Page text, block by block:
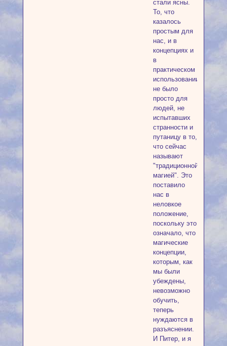
стали ясны.
То, что
казалось
простым для
нас, и в
концепциях и
в
практическом
использовании,
не было
просто для
людей, не
испытавших
странности и
путаницу в то,
что сейчас
называют
"традиционной
магией". Это
поставило
нас в
неловкое
положение,
поскольку это
означало, что
магические
концепции,
которым, как
мы были
убеждены,
невозможно
обучить,
теперь
нуждаются в
разъяснении.
И Питер, и я